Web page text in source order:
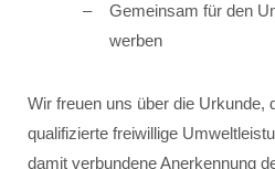
Gemeinsam für den
werben
Wir freuen uns über die Urkunde,
qualifizierte freiwillige
damit verbundene Anerkennung